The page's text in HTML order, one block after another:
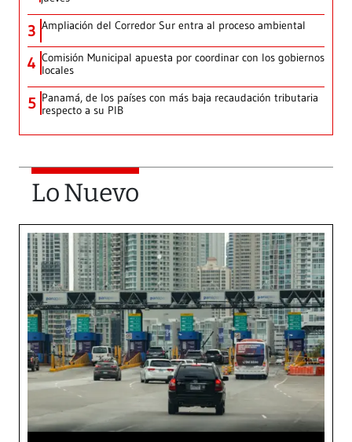
3 Ampliación del Corredor Sur entra al proceso ambiental
4 Comisión Municipal apuesta por coordinar con los gobiernos
locales
5 Panamá, de los países con más baja recaudación tributaria
respecto a su PIB
Lo Nuevo